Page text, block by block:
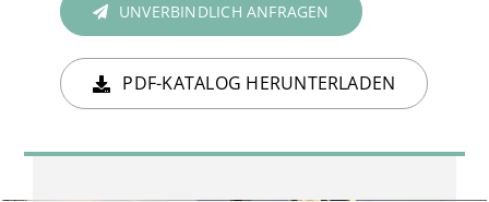
UNVERBINDLICH ANFRAGEN
PDF-KATALOG HERUNTERLADEN